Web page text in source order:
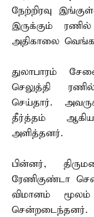
நேற்றிரவு
இருக்கும்
அதிகாலை
துலாபாரம்
செலுத்தி
செய்தார்.
தீர்த்தம்
அளித்தனர்.
பின்னர்,
ரேணிகுண்டா
விமானம்
சென்றடைந்தனர்.